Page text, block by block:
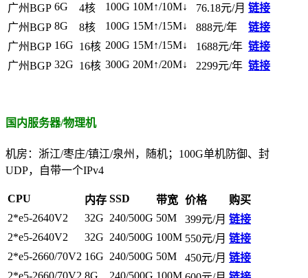
广州BGP 6G 4核 100G 10M↑/10M↓ 76.18元/月 链接
广州BGP 8G 8核 100G 15M↑/15M↓ 888元/年
链接
广州BGP 16G 16核 200G 15M↑/15M↓ 1688元/年 链接
广州BGP 32G 16核 300G 20M↑/20M↓ 2299元/年 链接
国内服务器/物理机
机房：浙江/枣庄/镇江/泉州，随机；100G单机防御、封
UDP，自带一个IPv4
CPU 内存 SSD 带宽 价格
购买
2*e5-2640V2
32G 240/500G 50M 399元/月 链接
2*e5-2640V2
32G 240/500G 100M 550元/月 链接
2*e5-2660/70V2 16G 240/500G 50M 450元/月 链接
2*e5-2660/70V2 8G 240/500G 100M